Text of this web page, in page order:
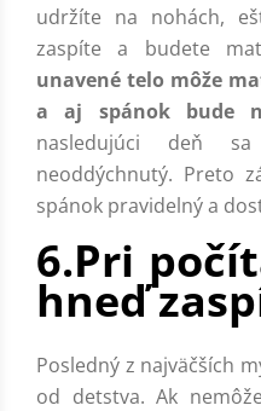
udržíte na nohách,
zaspíte a budete
unavené telo môže
a aj spánok bude
nasledujúci deň
neoddýchnutý. Preto
spánok pravidelný a
6.Pri
hneď
Posledný z najväčších
od detstva. Ak